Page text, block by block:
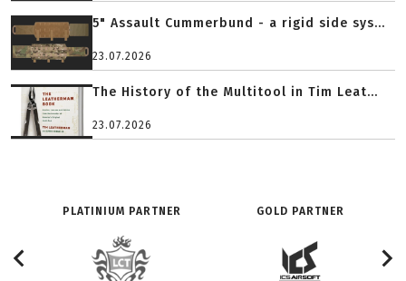
5" Assault Cummerbund - a rigid side sys...
23.07.2026
The History of the Multitool in Tim Leat...
23.07.2026
PLATINIUM PARTNER GOLD PARTNER